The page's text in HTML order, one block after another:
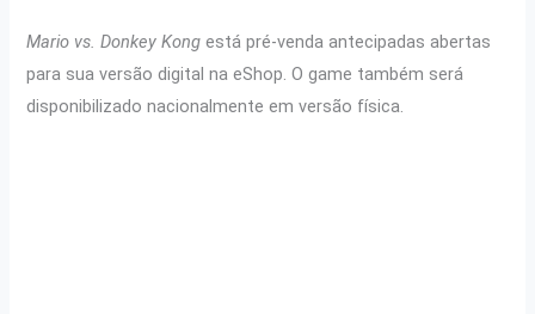
Mario vs. Donkey Kong está pré-venda antecipadas abertas
para sua versão digital na eShop. O game também será
disponibilizado nacionalmente em versão física.